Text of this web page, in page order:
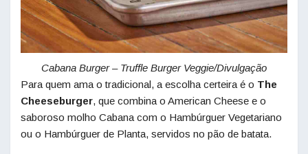
Cabana Burger – Truffle Burger Veggie/Divulgação
Para quem ama o tradicional, a escolha certeira é o The
Cheeseburger, que combina o American Cheese e o
saboroso molho Cabana com o Hambúrguer Vegetariano
ou o Hambúrguer de Planta, servidos no pão de batata.